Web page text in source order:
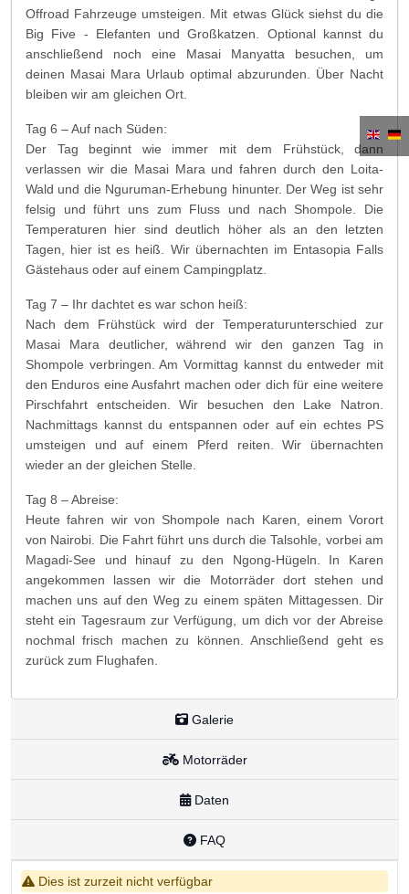
Offroad Fahrzeuge umsteigen. Mit etwas Glück siehst du die
Big Five - Elefanten und Großkatzen. Optional kannst du
anschließend noch eine Masai Manyatta besuchen, um
deinen Masai Mara Urlaub optimal abzurunden. Über Nacht
bleiben wir am gleichen Ort.
Tag 6 – Auf nach Süden:
Der Tag beginnt wie immer mit dem Frühstück, dann
verlassen wir die Masai Mara und fahren durch den Loita-
Wald und die Nguruman-Erhebung hinunter. Der Weg ist sehr
felsig und führt uns zum Fluss und nach Shompole. Die
Temperaturen hier sind deutlich höher als an den letzten
Tagen, hier ist es heiß. Wir übernachten im Entasopia Falls
Gästehaus oder auf einem Campingplatz.
Tag 7 – Ihr dachtet es war schon heiß:
Nach dem Frühstück wird der Temperaturunterschied zur
Masai Mara deutlicher, während wir den ganzen Tag in
Shompole verbringen. Am Vormittag kannst du entweder mit
den Enduros eine Ausfahrt machen oder dich für eine weitere
Pirschfahrt entscheiden. Wir besuchen den Lake Natron.
Nachmittags kannst du entspannen oder auf ein echtes PS
umsteigen und auf einem Pferd reiten. Wir übernachten
wieder an der gleichen Stelle.
Tag 8 – Abreise:
Heute fahren wir von Shompole nach Karen, einem Vorort
von Nairobi. Die Fahrt führt uns durch die Talsohle, vorbei am
Magadi-See und hinauf zu den Ngong-Hügeln. In Karen
angekommen lassen wir die Motorräder dort stehen und
machen uns auf den Weg zu einem späten Mittagessen. Dir
steht ein Tagesraum zur Verfügung, um dich vor der Abreise
nochmal frisch machen zu können. Anschließend geht es
zurück zum Flughafen.
Galerie
Motorräder
Daten
FAQ
Dies ist zurzeit nicht verfügbar